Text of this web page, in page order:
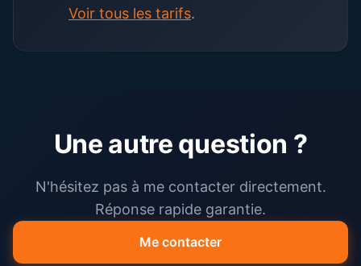
Voir tous les tarifs.
Une autre question ?
N'hésitez pas à me contacter directement.
Réponse rapide garantie.
Me contacter